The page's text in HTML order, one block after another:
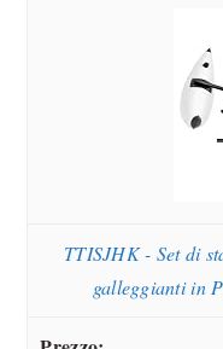
TTISJHK - Set di
galleggianti in